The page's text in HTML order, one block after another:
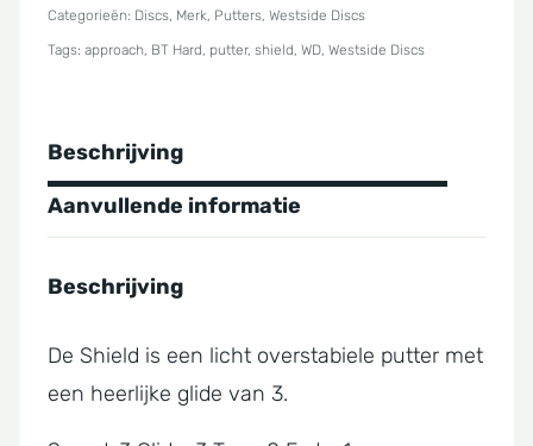
Shield
aantal
Categorieën: Discs, Merk, Putters, Westside Discs
Tags: approach, BT Hard, putter, shield, WD, Westside Discs
Beschrijving
Aanvullende informatie
Beschrijving
De Shield is een licht overstabiele putter met
een heerlijke glide van 3.